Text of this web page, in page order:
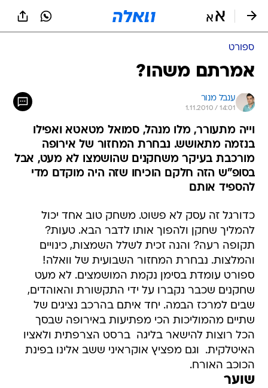
ספורט
אמרתם משהו?
ענבל מנור
1.11.2010 / 14:01
וייה מתעורר, מלו מנהל, סמואל מטאטא ואפילו
בנזמה מתאושש. נבחרת המחזור של אירופה
מורכבת בעיקר משחקנים שהושמצו לא מעט, אבל
בסופ"ש הזה חלקם הוכיחו שזה היה מוקדם מדי
להספיד אותם
כדורגל זה עסק לא פשוט. משחק טוב אחד יכול
להמליך שחקן ולהפוך אותו לדבר הבא. טעות?
תקופה רעה? והנה זכית לשלל השמצות, כינויים
והמלצות. נבחרת המחזור השבועית של וואלה!
ספורט עומדת בסימן נקמת המושמצים. לא מעט
שחקנים שכבר נקברו על ידי התקשורת והאוהדים,
שבים למרכז הבמה. יחד איתם בהרכב נציגים של
שתיים מהמוליכות הכי מפתיעות באירופה שבסך
הכל רוצות להישאר בליגה  ברסט הצרפתית ולאציו
האיטלקית.  וגם מפציץ אוקראיני ששב אלינו בפינת
הכוכב האורח.
שוער